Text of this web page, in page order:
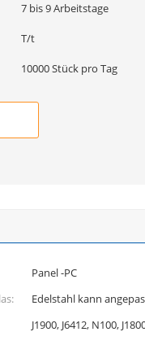
7 bis 9 Arbeitstage
T/t
10000 Stück pro Tag
Panel -PC
Edelstahl kann
J1900, J6412, N100,